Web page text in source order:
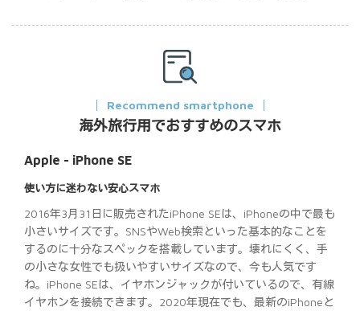
Recommend smartphone
海外旅行用でおすすめのスマホ
Apple - iPhone SE
使い方に迷わない安心スマホ
2016年3月31日に販売されたiPhone SEは、iPhoneの中で最も
小さいサイズです。SNSやWeb検索といった基本的なことを
するのに十分なスペックを搭載しています。壊れにくく、手
の小さな女性でも扱いやすいサイズなので、今も人気です
ね。iPhone SEは、イヤホンジャックが付いているので、有線
イヤホンを接続できます。2020年現在でも、最新のiPhoneと